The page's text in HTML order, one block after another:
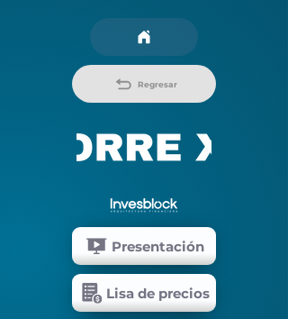
Regresar
Presentación
Lisa de precios